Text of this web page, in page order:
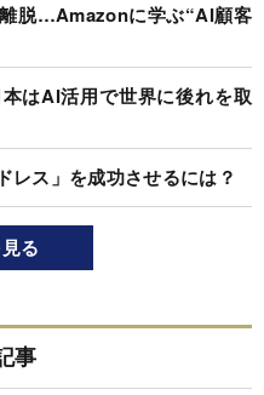
離脱…Amazonに学ぶ“AI顧客
はAI活用で世界に後れを取
レス」を成功させるには？
る
事